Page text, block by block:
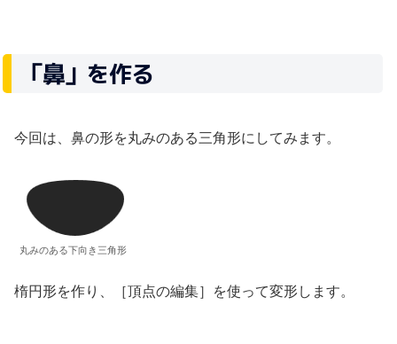
「鼻」を作る
今回は、鼻の形を丸みのある三角形にしてみます。
丸みのある下向き三角形
楕円形を作り、［頂点の編集］を使って変形します。